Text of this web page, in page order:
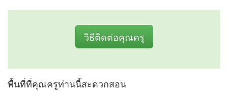
วิธีติดต่อคุณครู
พื้นที่ที่คุณครูท่านนี้สะดวกสอน